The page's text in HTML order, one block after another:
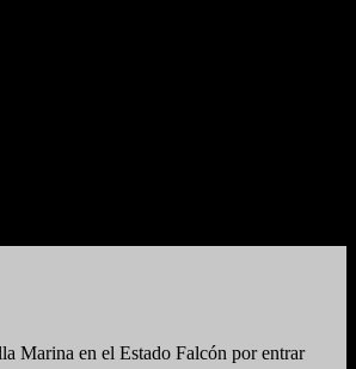
Marina en el Estado Falcón por entrar